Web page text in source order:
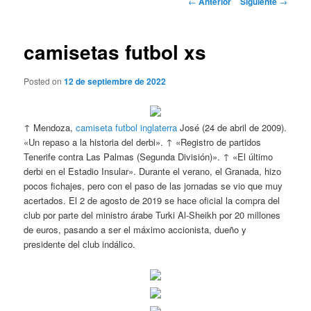
camisetas futbol xs
Posted on12 de septiembre de 2022
↑ Mendoza,camiseta futbol inglaterra José (24 de abril de 2009).
«Un repaso a la historia del derbi». ↑ «Registro de partidos
Tenerife contra Las Palmas (Segunda División)». ↑ «El último
derbi en el Estadio Insular». Durante el verano, el Granada, hizo
pocos fichajes, pero con el paso de las jornadas se vio que muy
acertados. El 2 de agosto de 2019 se hace oficial la compra del
club por parte del ministro árabe Turki Al-Sheikh por 20 millones
de euros, pasando a ser el máximo accionista, dueño y
presidente del club indálico.